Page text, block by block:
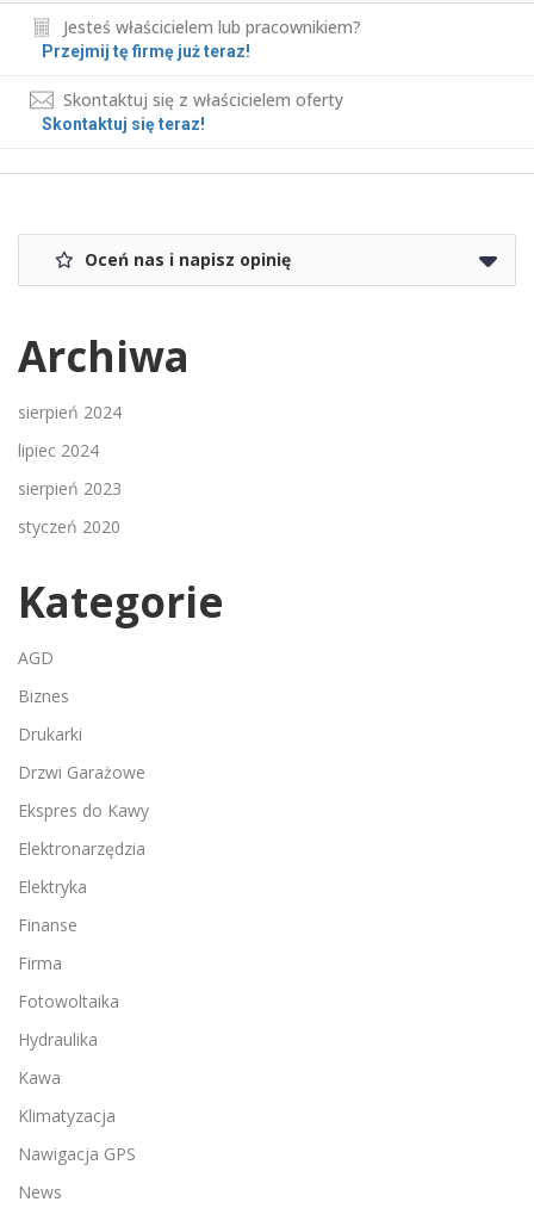
Jesteś właścicielem lub pracownikiem?
Przejmij tę firmę już teraz!
Skontaktuj się z właścicielem oferty
Skontaktuj się teraz!
Oceń nas i napisz opinię
Archiwa
sierpień 2024
lipiec 2024
sierpień 2023
styczeń 2020
Kategorie
AGD
Biznes
Drukarki
Drzwi Garażowe
Ekspres do Kawy
Elektronarzędzia
Elektryka
Finanse
Firma
Fotowoltaika
Hydraulika
Kawa
Klimatyzacja
Nawigacja GPS
News